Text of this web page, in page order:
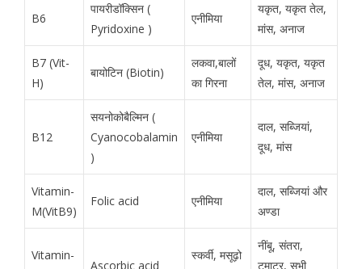
B6
पायरीडॉक्सिन (
Pyridoxine )
एनीमिया
यकृत, यकृत तेल,
मांस, अनाज
B7 (Vit-
H)
बायोटिन (Biotin)
लकवा,बालों
का गिरना
दूध, यकृत, यकृत
तेल, मांस, अनाज
B12
सयनोकोबैल्मिन (
Cyanocobalamin
)
एनीमिया
दाल, सब्जियां,
दूध, मांस
Vitamin-
M(VitB9)
Folic acid एनीमिया
दाल, सब्जियां और
अण्डा
Vitamin-
Ascorbic acid
स्कर्वी, मसूढ़ो
नींबू, संतरा,
टमाटर, सभी